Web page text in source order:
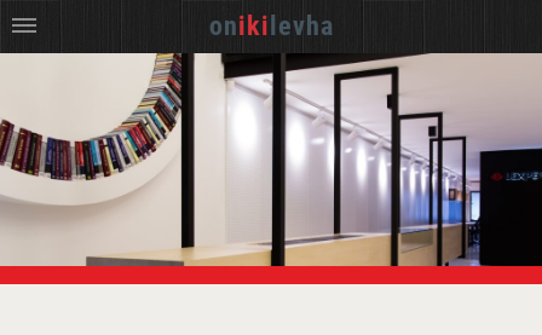
oniki levha